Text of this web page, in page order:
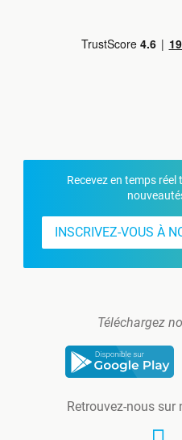
Recevez en temps
INSCRIVEZ-VOUS À
Téléchargez
Retrouvez-nous